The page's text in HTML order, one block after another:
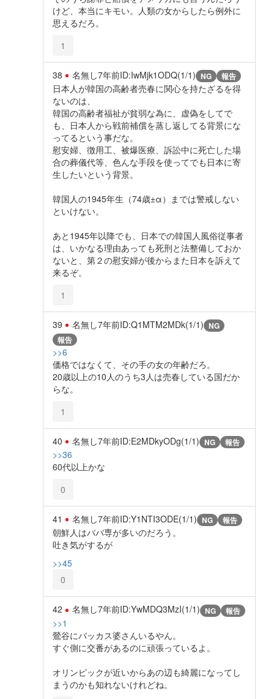
けど、本当にキモい。人類の女からしたら例外に
思えるだろ。
1
38 名無し7年前ID:IwMjk1ODQ(1/1) NG 報告
日本人が韓国の高齢者売春に関心を持たざるを得
ないのは、
韓国の高齢者福祉が貧弱な為に、虚偽をしてで
も、日本人から戦前補償を蒸し返してる背景にな
ってるという事だな。
慰安婦、徴用工、被爆医療、訴訟中に死亡した場
合の葬儀代等、色んな手段を使ってでも日本に寄
生したいという背景。
韓国人の1945年生（74歳±α）までは警戒しない
といけない。
あと1945年以降でも、日本での韓国人風俗従事者
は、いかなる理由あっても死刑と法整備しておか
ないと、第２の慰安婦が後からまた日本を訴えて
来るぞ。
1
39 名無し7年前ID:Q1MTM2MDk(1/1) NG
報告
>>6
価格ではなくて、その手の女の年齢だろ。
20歳以上の10人のうち3人は売春している国だか
らな。
1
40 名無し7年前ID:E2MDkyODg(1/1) NG 報告
>>36
60代以上かな
0
41 名無し7年前ID:Y1NTI3ODE(1/1) NG 報告
朝鮮人はババ専が多いのだろう。
吐き気がするが
>>45
0
42 名無し7年前ID:YwMDQ3MzI(1/1) NG 報告
>>1
鶯谷にバッカス婆さんいるやん。
すぐ側に交番があるのに頑張っているよ。
オリンピックが近いからあの辺も綺麗になってし
まうのかも知れないけれどね。